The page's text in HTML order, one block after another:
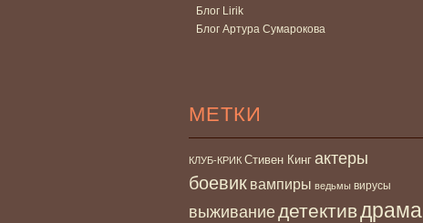
Блог Lirik
Блог Артура Сумарокова
МЕТКИ
КЛУБ-КРИК Стивен Кинг актеры
боевик вампиры ведьмы вирусы
выживаниедетективдрама